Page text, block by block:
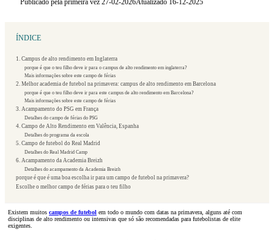
Publicado pela primeira vez 27-02-2026Atualizado 16-12-2025
ÍNDICE
1. Campus de alto rendimento em Inglaterra
porque é que o teu filho deve ir para o campus de alto rendimento em inglaterra?
Mais informações sobre este campo de férias
2. Melhor academia de futebol na primavera: campus de alto rendimento em Barcelona
porque é que o teu filho deve ir para este campus de alto rendimento em Barcelona?
Mais informações sobre este campo de férias
3. Acampamento do PSG em França
Detalhes do campo de férias do PSG
4. Campo de Alto Rendimento em Valência, Espanha
Detalhes do programa da escola
5. Campo de futebol do Real Madrid
Detalhes do Real Madrid Camp
6. Acampamento da Academia Breizh
Detalhes do acampamento da Academia Breizh
porque é que é uma boa escolha ir para um campo de futebol na primavera?
Escolhe o melhor campo de férias para o teu filho
Existem muitos campos de futebol em todo o mundo com datas na primavera, alguns até com
disciplinas de alto rendimento ou intensivas que só são recomendadas para futebolistas de elite
exigentes.